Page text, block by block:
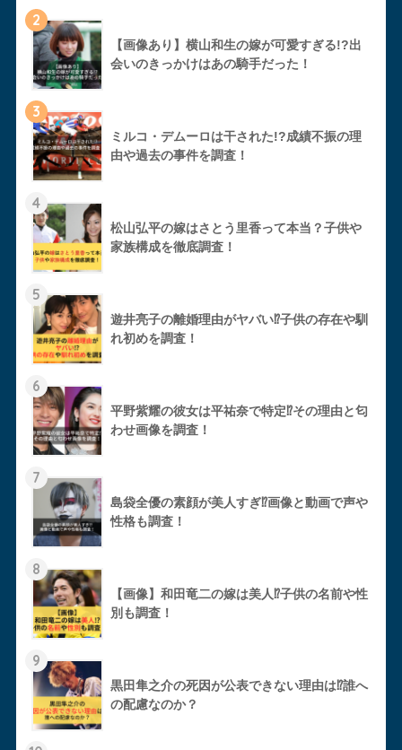
2
【画像あり】横山和生の嫁が可愛すぎる!?出
会いのきっかけはあの騎手だった！
3
ミルコ・デムーロは干された!?成績不振の理
由や過去の事件を調査！
4
松山弘平の嫁はさとう里香って本当？子供や
家族構成を徹底調査！
5
遊井亮子の離婚理由がヤバい⁉︎子供の存在や馴
れ初めを調査！
6
平野紫耀の彼女は平祐奈で特定⁉︎その理由と匂
わせ画像を調査！
7
島袋全優の素顔が美人すぎ⁉︎画像と動画で声や
性格も調査！
8
【画像】和田竜二の嫁は美人⁉︎子供の名前や性
別も調査！
9
黒田隼之介の死因が公表できない理由は⁉︎誰へ
の配慮なのか？